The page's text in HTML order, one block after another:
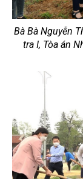
Bà Bà Nguyễn
tra I, Tòa án